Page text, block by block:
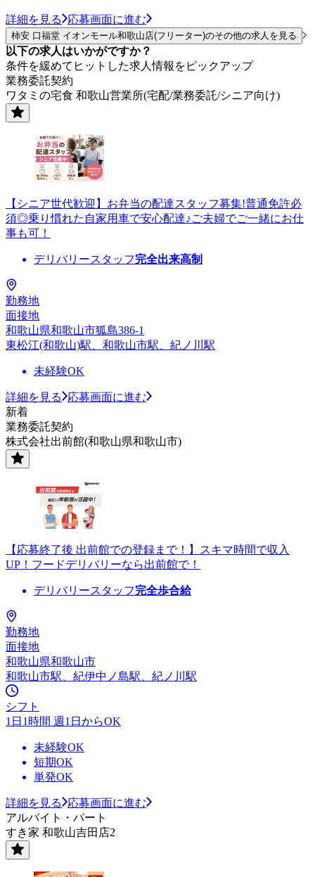
詳細を見る 応募画面に進む
柿安 口福堂 イオンモール和歌山店(フリーター)のその他の求人を見る
以下の求人はいかがですか？
条件を緩めてヒットした求人情報をピックアップ
業務委託契約
ワタミの宅食 和歌山営業所(宅配/業務委託/シニア向け)
【シニア世代歓迎】お弁当の配達スタッフ募集!普通免許必
須◎乗り慣れた自家用車で安心配達♪ご夫婦でご一緒にお仕
事も可！
デリバリースタッフ完全出来高制
勤務地
面接地
和歌山県和歌山市狐島386-1
東松江(和歌山)駅、和歌山市駅、紀ノ川駅
未経験OK
詳細を見る
応募画面に進む
新着
業務委託契約
株式会社出前館(和歌山県和歌山市)
【応募終了後 出前館での登録まで！】スキマ時間で収入
UP！フードデリバリーなら出前館で！
デリバリースタッフ完全歩合給
勤務地
面接地
和歌山県和歌山市
和歌山市駅、紀伊中ノ島駅、紀ノ川駅
シフト
1日1時間 週1日からOK
未経験OK
短期OK
単発OK
詳細を見る
応募画面に進む
アルバイト・パート
すき家 和歌山吉田店2